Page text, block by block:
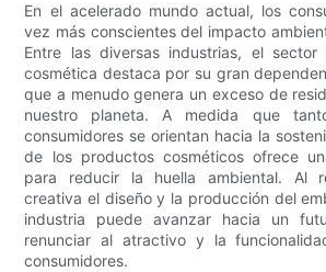
En el acelerado mundo actual, los
vez más conscientes del impacto
Entre las diversas industrias, el
cosmética destaca por su gran
que a menudo genera un exceso de
nuestro planeta. A medida que
consumidores se orientan hacia la
de los productos cosméticos ofrece
para reducir la huella ambiental. Al
creativa el diseño y la producción del
industria puede avanzar hacia un
renunciar al atractivo y la
consumidores.